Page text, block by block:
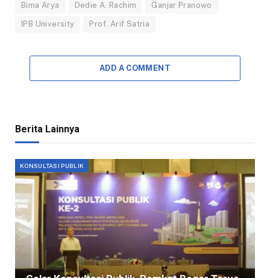
Bima Arya Dedie A. Rachim Ganjar Pranowo
IPB University Prof. Arif Satria
ADD A COMMENT
Berita Lainnya
KONSULTASI PUBLIK